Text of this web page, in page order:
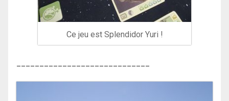
Ce jeu est Splendidor Yuri !